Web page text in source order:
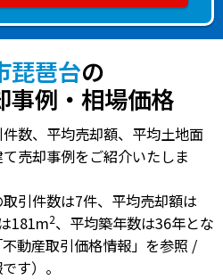
琵琶台の
事例・相場価格
数、平均売却額、平均土地面
売却事例をご紹介いたしま
取引件数は7件、 平均売却額は
181m2、 平均築年数は36年とな
動産取引価格情報」を参照 /
す）。